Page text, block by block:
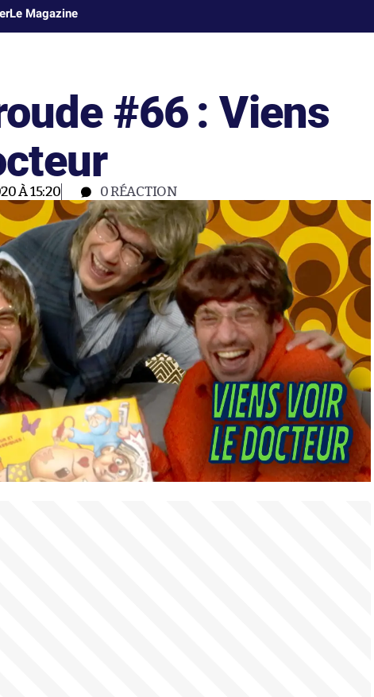
Le Magazine
#66 : Viens
À 15:20 0RÉACTION